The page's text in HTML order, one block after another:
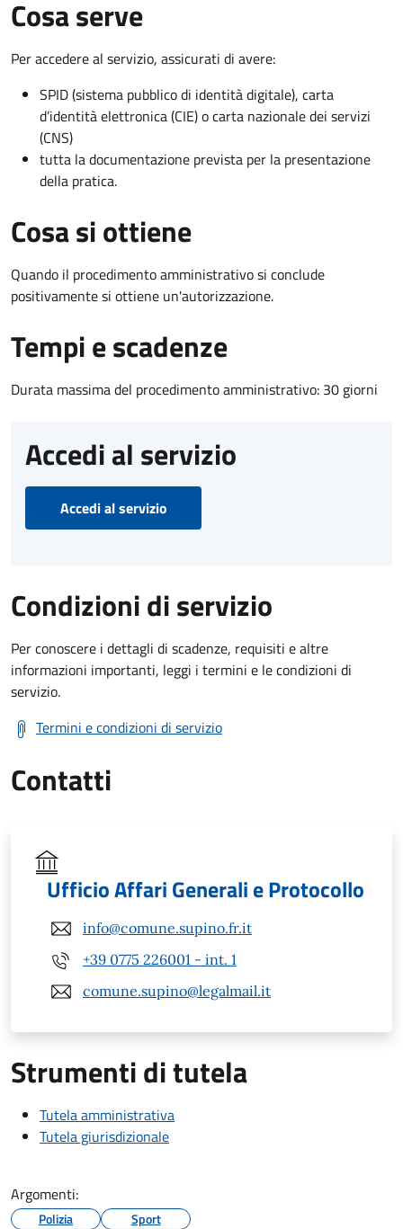
Cosa serve
Per accedere al servizio, assicurati di avere:
SPID (sistema pubblico di identità digitale), carta
d’identità elettronica (CIE) o carta nazionale dei servizi
(CNS)
tutta la documentazione prevista per la presentazione
della pratica.
Cosa si ottiene
Quando il procedimento amministrativo si conclude
positivamente si ottiene un'autorizzazione.
Tempi e scadenze
Durata massima del procedimento amministrativo: 30 giorni
Accedi al servizio
Accedi al servizio
Condizioni di servizio
Per conoscere i dettagli di scadenze, requisiti e altre
informazioni importanti, leggi i termini e le condizioni di
servizio.
Termini e condizioni di servizio
Contatti
Ufficio Affari Generali e Protocollo
info@comune.supino.fr.it
+39 0775 226001 - int. 1
comune.supino@legalmail.it
Strumenti di tutela
Tutela amministrativa
Tutela giurisdizionale
Argomenti:
Polizia Sport